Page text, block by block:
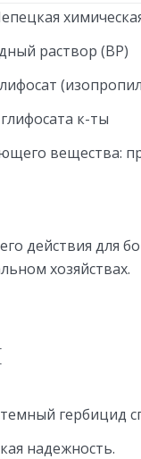
раствор (ВР)
к-ты
вещества:
действия для
хозяйствах.
гербицид
надежность.